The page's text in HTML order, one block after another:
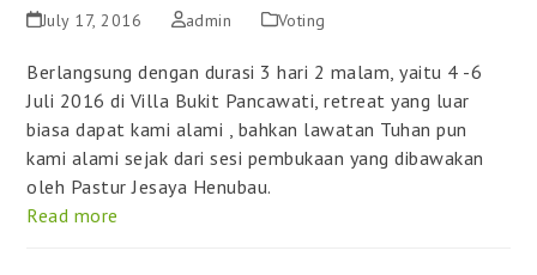
July 17, 2016 admin Voting
Berlangsung dengan durasi 3 hari 2 malam, yaitu 4 -6
Juli 2016 di Villa Bukit Pancawati, retreat yang luar
biasa dapat kami alami , bahkan lawatan Tuhan pun
kami alami sejak dari sesi pembukaan yang dibawakan
oleh Pastur Jesaya Henubau.
Read more